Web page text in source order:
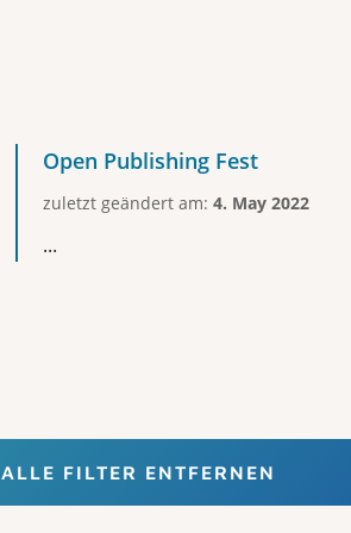
Open Publishing Fest
zuletzt geändert am: 4. May 2022
...
ALLE FILTER ENTFERNEN